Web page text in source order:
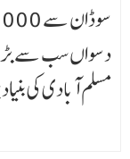
دسواں سب سے بڑا
مسلم آبادی کی